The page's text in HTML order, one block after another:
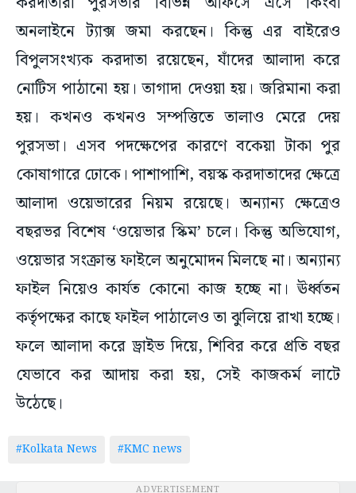
অনলাইনে ট্যাক্স জমা করছেন। কিন্তু এর বাইরেও
বিপুলসংখ্যক করদাতা রয়েছেন, যাঁদের আলাদা করে
নোটিস পাঠানো হয়। তাগাদা দেওয়া হয়। জরিমানা করা
হয়। কখনও কখনও সম্পত্তিতে তালাও মেরে দেয়
পুরসভা। এসব পদক্ষেপের কারণে বকেয়া টাকা পুর
কোষাগারে ঢোকে। পাশাপাশি, বয়স্ক করদাতাদের ক্ষেত্রে
আলাদা ওয়েভারের নিয়ম রয়েছে। অন্যান্য ক্ষেত্রেও
বছরভর বিশেষ ‘ওয়েভার স্কিম’ চলে। কিন্তু অভিযোগ,
ওয়েভার সংক্রান্ত ফাইলে অনুমোদন মিলছে না। অন্যান্য
ফাইল নিয়েও কার্যত কোনো কাজ হচ্ছে না। ঊর্ধ্বতন
কর্তৃপক্ষের কাছে ফাইল পাঠালেও তা ঝুলিয়ে রাখা হচ্ছে।
ফলে আলাদা করে ড্রাইভ দিয়ে, শিবির করে প্রতি বছর
যেভাবে কর আদায় করা হয়, সেই কাজকর্ম লাটে
উঠেছে।
#Kolkata News #KMC news
ADVERTISEMENT